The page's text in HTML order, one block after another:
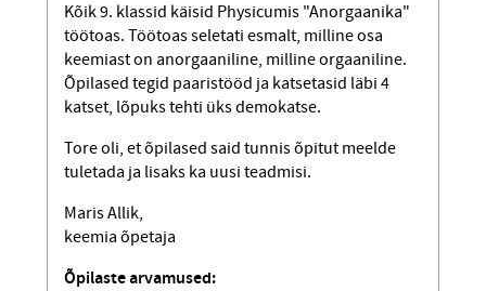
Kõik 9. klassid käisid Physicumis "Anorgaanika"
töötoas. Töötoas seletati esmalt, milline osa
keemiast on anorgaa­niline, milline orgaaniline.
Õpilased tegid paaristööd ja katsetasid läbi 4
katset, lõpuks tehti üks demokatse.
Tore oli, et õpilased said tunnis õpitut meelde
tuletada ja lisaks ka uusi teadmisi.
Maris Allik,
keemia õpetaja
Õpilaste arvamused: